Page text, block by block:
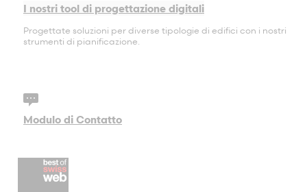
I nostri tool di progettazione digitali
Progettate soluzioni per diverse tipologie di edifici con i nostri
strumenti di pianificazione.
Modulo di Contatto